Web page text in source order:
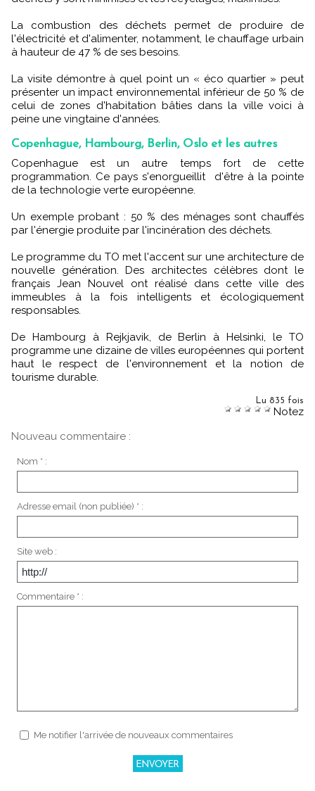
La combustion des déchets permet de produire de
l'électricité et d'alimenter, notamment, le chauffage urbain
à hauteur de 47 % de ses besoins.
La visite démontre à quel point un « éco quartier » peut
présenter un impact environnemental inférieur de 50 % de
celui de zones d'habitation bâties dans la ville voici à
peine une vingtaine d'années.
Copenhague, Hambourg, Berlin, Oslo et les autres
Copenhague est un autre temps fort de cette
programmation. Ce pays s'enorgueillit d'être à la pointe
de la technologie verte européenne.
Un exemple probant : 50 % des ménages sont chauffés
par l'énergie produite par l'incinération des déchets.
Le programme du TO met l'accent sur une architecture de
nouvelle génération. Des architectes célèbres dont le
français Jean Nouvel ont réalisé dans cette ville des
immeubles à la fois intelligents et écologiquement
responsables.
De Hambourg à Rejkjavik, de Berlin à Helsinki, le TO
programme une dizaine de villes européennes qui portent
haut le respect de l'environnement et la notion de
tourisme durable.
Lu 835 fois
Notez
Nouveau commentaire :
Nom * :
Adresse email (non publiée) * :
Site web :
Commentaire * :
Me notifier l'arrivée de nouveaux commentaires